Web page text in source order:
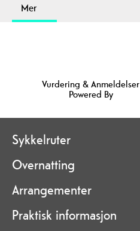
Mer
Vurdering & Anmeldelser
Powered By
Sykkelruter
Overnatting
Arrangementer
Praktisk informasjon